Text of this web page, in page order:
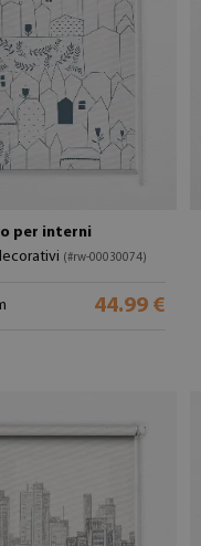
per interni
(#rw-00030074)
44.99 €